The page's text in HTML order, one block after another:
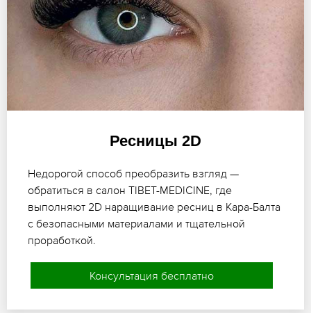
Ресницы 2D
Недорогой способ преобразить взгляд —
обратиться в салон TIBET-MEDICINE, где
выполняют 2D наращивание ресниц в Кара-Балта
с безопасными материалами и тщательной
проработкой.
Консультация бесплатно